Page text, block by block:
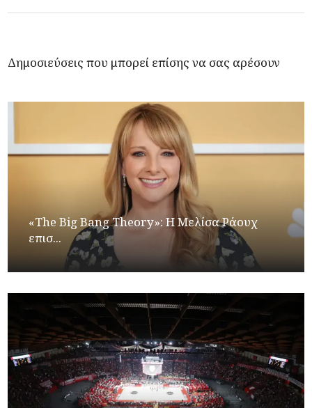
Δημοσιεύσεις που μπορεί επίσης να σας αρέσουν
«The Big Bang Theory»: Η Μελίσα Ράουχ
επισ...